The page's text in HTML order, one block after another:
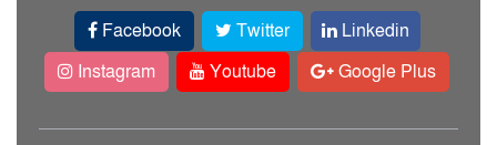
Facebook Twitter
Linkedin
Instagram
Youtube Google Plus